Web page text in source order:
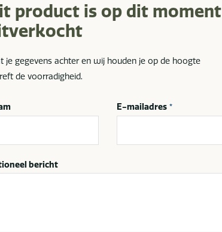
product is op dit moment
je gegevens achter en wij houden je op de hoogte
de voorradigheid.
E-mailadres *
bericht